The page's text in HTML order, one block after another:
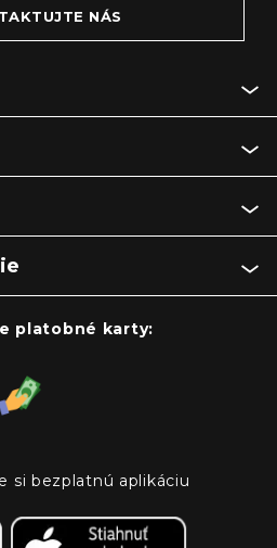
NÁS
platobné karty:
si bezplatnú aplikáciu